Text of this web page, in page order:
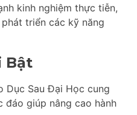
kinh nghiệm thực tiễn,
triển các kỹ năng
Bật
Dục Sau Đại Học cung
giúp nâng cao hành